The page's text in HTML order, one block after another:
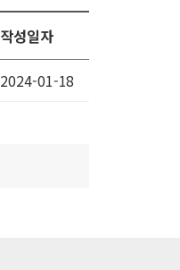
작성일자
2024-01-18